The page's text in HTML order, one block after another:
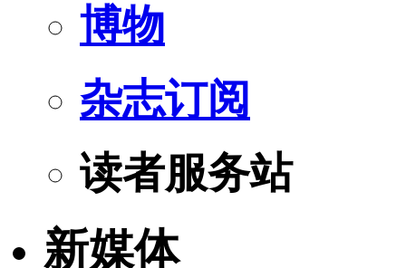
博物
杂志订阅
读者服务站
新媒体